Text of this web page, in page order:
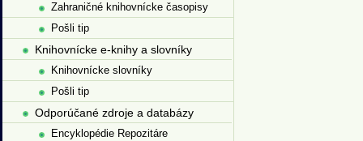
Zahraničné knihovnícke časopisy
Pošli tip
Knihovnícke e-knihy a slovníky
Knihovnícke slovníky
Pošli tip
Odporúčané zdroje a databázy
Encyklopédie Repozitáre